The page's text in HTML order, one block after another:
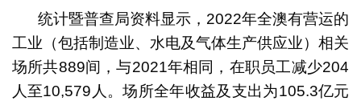
统计暨普查局资料显示，2022年全澳有营运的
工业（包括制造业、水电及气体生产供应业）相关
场所共889间，与2021年相同，在职员工减少204
人至10,579人。场所全年收益及支出为105.3亿元